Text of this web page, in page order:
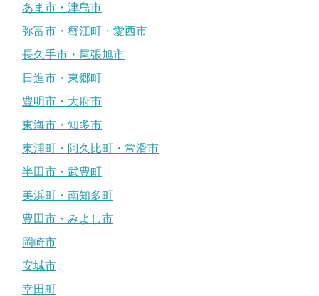
あま市・津島市
弥富市・蟹江町・愛西市
長久手市・尾張旭市
日進市・東郷町
豊明市・大府市
東海市・知多市
東浦町・阿久比町・常滑市
半田市・武豊町
美浜町・南知多町
豊田市・みよし市
岡崎市
安城市
幸田町